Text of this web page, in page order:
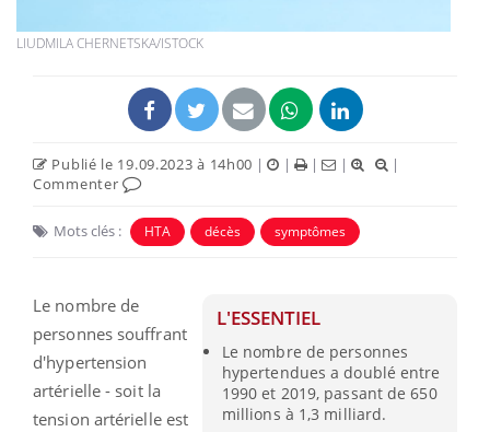
LIUDMILA CHERNETSKA/ISTOCK
Publié le 19.09.2023 à 14h00 | | | |
|
Commenter
Mots clés : HTA décès symptômes
L'ESSENTIEL
Le nombre de personnes
hypertendues a doublé entre
1990 et 2019, passant de 650
millions à 1,3 milliard.
Le nombre de
personnes souffrant
d'hypertension
artérielle - soit la
tension artérielle est